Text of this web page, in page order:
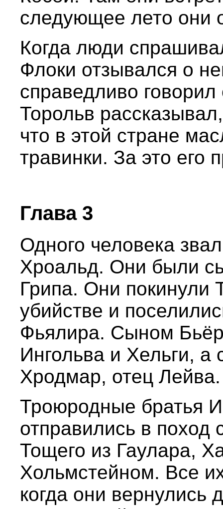
следующее лето они
Когда люди
Флоки отзывался о
справедливо
Торольв
что в этой стране
травинки. За это его
Глава 3
Одного человека
Хроальд. Они были
Грипа. Они покинули
убийстве и
Фьялира. Сыном
Ингольва и Хельги,
Хродмар, отец Лейва.
Троюродные братья
отправились в поход
Тощего из Гаулара,
Хольмстейном. Все
когда они вернулись